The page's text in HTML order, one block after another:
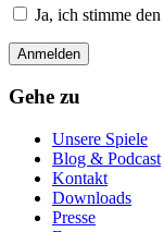
Ja, ich stimme den
Gehe zu
Unsere Spiele
Blog & Podcast
Kontakt
Downloads
Presse